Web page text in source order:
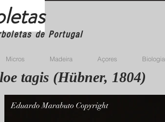
de Portugal
Micros Madeira Açores Biologia
tagis (Hübner, 1804)